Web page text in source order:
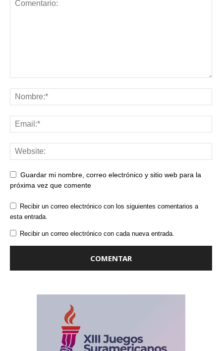
Guardar mi nombre, correo electrónico y sitio web para la
próxima vez que comente
Recibir un correo electrónico con los siguientes comentarios a
esta entrada.
Recibir un correo electrónico con cada nueva entrada.